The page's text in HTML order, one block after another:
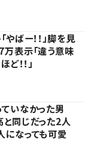
ばー！！」脚を見
表示「違う意味
ど！！」
ていなかった男
同じだった2人
なっても可愛